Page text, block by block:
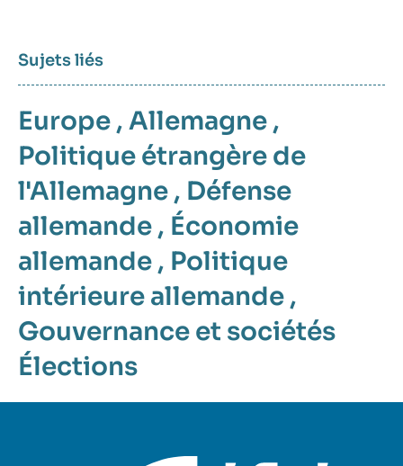
Sujets liés
Europe , Allemagne ,
Politique étrangère de
l'Allemagne , Défense
allemande , Économie
allemande , Politique
intérieure allemande ,
Gouvernance et sociétés
Élections